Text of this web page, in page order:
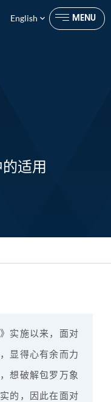
English
MENU
CLOSE
适用
实施以来，面对
显得心有余而力
想破解包罗万象
的，因此在面对